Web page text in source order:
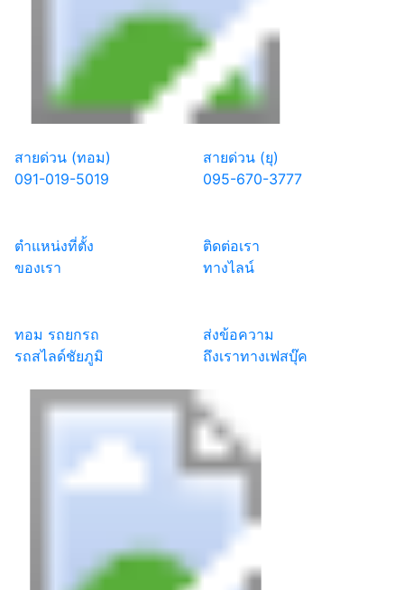
สายด่วน (ทอม)
091-019-5019
สายด่วน (ยุ)
095-670-3777
ตำแหน่งที่ตั้ง
ของเรา
ติดต่อเรา
ทางไลน์
ทอม รถยกรถ
รถสไลด์ชัยภูมิ
ส่งข้อความ
ถึงเราทางเฟสบุ๊ค